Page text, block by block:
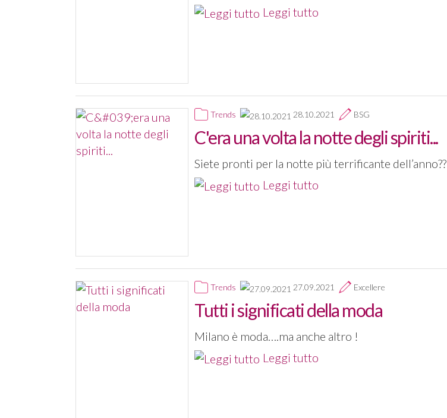
Leggi tutto
Trends 28.10.2021 BSG
C'era una volta la notte degli spiriti...
Siete pronti per la notte più terrificante dell’anno??
Leggi tutto
Trends 27.09.2021 Excellere
Tutti i significati della moda
Milano è moda….ma anche altro !
Leggi tutto